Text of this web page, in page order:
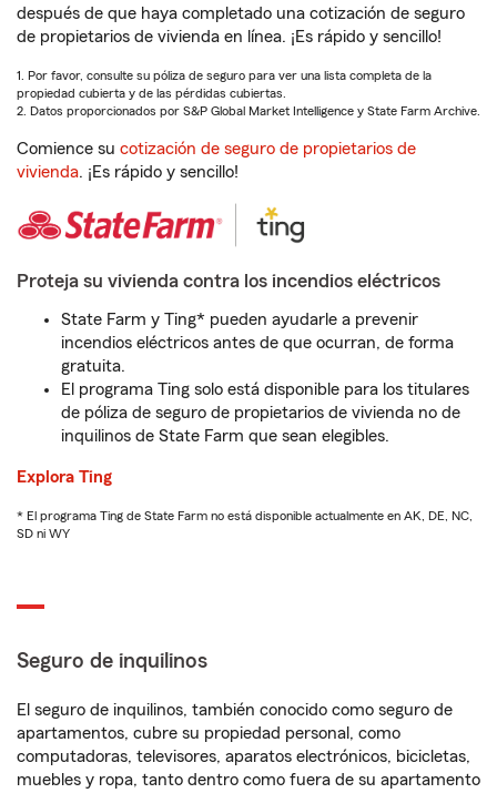
después de que haya completado una cotización de seguro
de propietarios de vivienda en línea. ¡Es rápido y sencillo!
1. Por favor, consulte su póliza de seguro para ver una lista completa de la
propiedad cubierta y de las pérdidas cubiertas.
2. Datos proporcionados por S&P Global Market Intelligence y State Farm Archive.
Comience su cotización de seguro de propietarios de
vivienda. ¡Es rápido y sencillo!
Proteja su vivienda contra los incendios eléctricos
State Farm y Ting* pueden ayudarle a prevenir
incendios eléctricos antes de que ocurran, de forma
gratuita.
El programa Ting solo está disponible para los titulares
de póliza de seguro de propietarios de vivienda no de
inquilinos de State Farm que sean elegibles.
Explora Ting
* El programa Ting de State Farm no está disponible actualmente en AK, DE, NC,
SD ni WY
Seguro de inquilinos
El seguro de inquilinos, también conocido como seguro de
apartamentos, cubre su propiedad personal, como
computadoras, televisores, aparatos electrónicos, bicicletas,
muebles y ropa, tanto dentro como fuera de su apartamento